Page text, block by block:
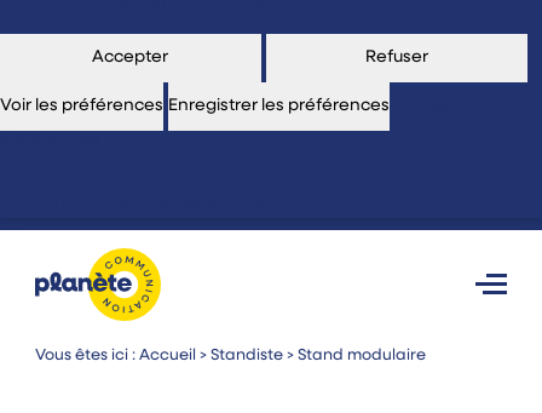
Accepter Refuser
Voir les préférences Enregistrer les préférences
Vous êtes ici :Accueil >Standiste >Stand modulaire